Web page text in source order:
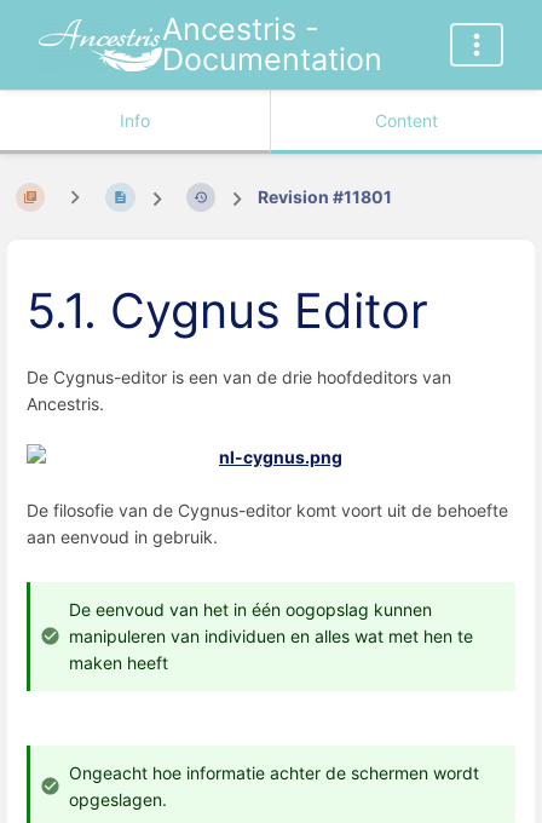
Ancestris -
Documentation
Info Content
Revision #11801
5.1. Cygnus Editor
De Cygnus-editor is een van de drie hoofdeditors van
Ancestris.
De filosofie van de Cygnus-editor komt voort uit de behoefte
aan eenvoud in gebruik.
De eenvoud van het in één oogopslag kunnen
manipuleren van individuen en alles wat met hen te
maken heeft
Ongeacht hoe informatie achter de schermen wordt
opgeslagen.